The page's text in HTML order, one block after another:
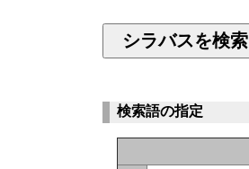
検索語の指定